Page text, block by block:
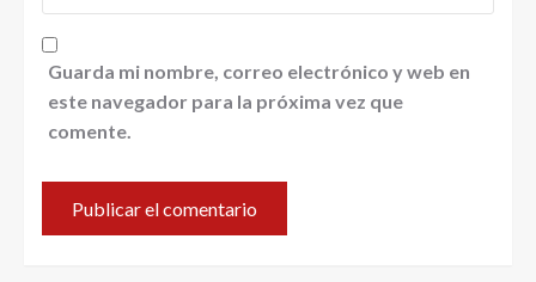
Guarda mi nombre, correo electrónico y web en
este navegador para la próxima vez que
comente.